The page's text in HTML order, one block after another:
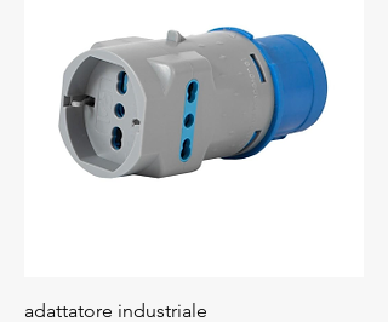
adattatore industriale